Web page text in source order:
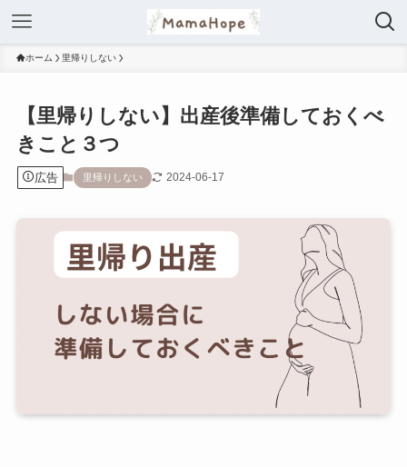
ホーム 里帰りしない
【里帰りしない】出産後準備しておくべ
きこと３つ
広告 里帰りしない 2024-06-17